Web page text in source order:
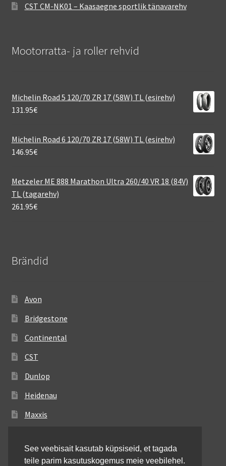
CST CM-NK01 – Kaasaegne sportlik tänavarehv
Mootorratta- ja roller rehvid
Michelin Road 5 120/70 ZR 17 (58W) TL (esirehv)
131.95€
Michelin Road 6 120/70 ZR 17 (58W) TL (esirehv)
146.95€
Metzeler ME 888 Marathon Ultra 260/40 VR 18 (84V)
TL (tagarehv)
261.95€
Brändid
Avon
Bridgestone
Continental
CST
Dunlop
Heidenau
Maxxis
Michelin
See veebisait kasutab küpsiseid, et tagada
teile parim kasutuskogemus meie veebilehel.